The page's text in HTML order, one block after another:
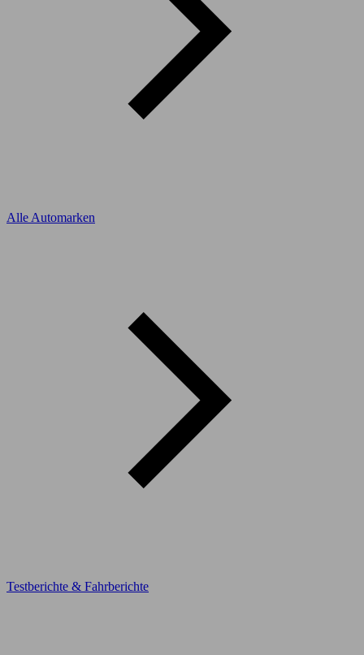
Alle Automarken
Testberichte & Fahrberichte